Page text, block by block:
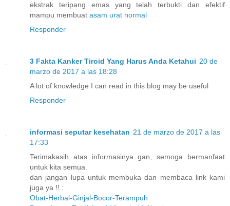
ekstrak teripang emas yang telah terbukti dan efektif
mampu membuat asam urat normal
Responder
3 Fakta Kanker Tiroid Yang Harus Anda Ketahui 20 de
marzo de 2017 a las 18:28
A lot of knowledge I can read in this blog may be useful
Responder
informasi seputar kesehatan 21 de marzo de 2017 a las
17:33
Terimakasih atas informasinya gan, semoga bermanfaat
untuk kita semua.
dan jangan lupa untuk membuka dan membaca link kami
juga ya !! :
Obat-Herbal-Ginjal-Bocor-Terampuh